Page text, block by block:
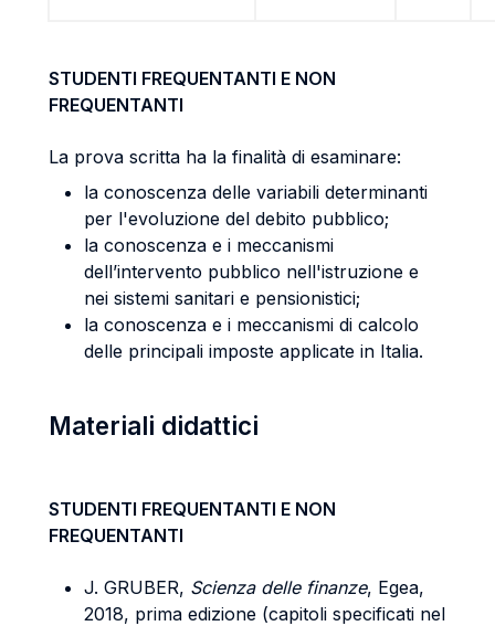
STUDENTI FREQUENTANTI E NON
FREQUENTANTI
La prova scritta ha la finalità di esaminare:
la conoscenza delle variabili determinanti
per l'evoluzione del debito pubblico;
la conoscenza e i meccanismi
dell’intervento pubblico nell'istruzione e
nei sistemi sanitari e pensionistici;
la conoscenza e i meccanismi di calcolo
delle principali imposte applicate in Italia.
Materiali didattici
STUDENTI FREQUENTANTI E NON
FREQUENTANTI
J. GRUBER, Scienza delle finanze, Egea,
2018, prima edizione (capitoli specificati nel